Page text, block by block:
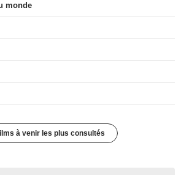
monde
à venir les plus consultés